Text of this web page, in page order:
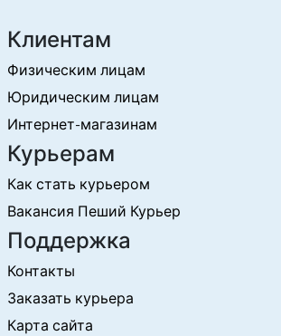
Клиентам
Физическим лицам
Юридическим лицам
Интернет-магазинам
Курьерам
Как стать курьером
Вакансия Пеший Курьер
Поддержка
Контакты
Заказать курьера
Карта сайта